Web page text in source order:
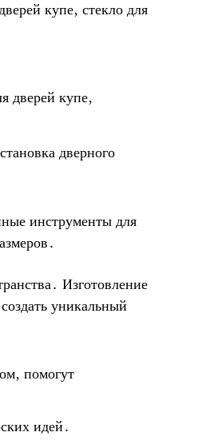
купе‚ стекло для
дверей купе‚
дверного
инструменты для
Изготовление
уникальный
помогут
идей․